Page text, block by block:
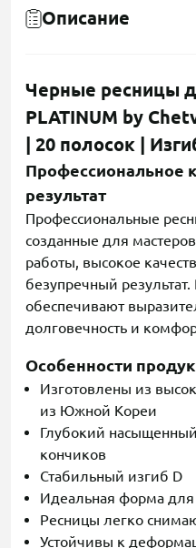
Описание
Черные ресницы
PLATINUM by
| 20 полосок |
Профессиональное
результат
Профессиональные
созданные для
работы, высокое
безупречный
обеспечивают
долговечность и
Особенности
Изготовлены из
из Южной Кореи
Глубокий
кончиков
Стабильный изгиб D
Идеальная форма для
Ресницы легко
Устойчивы к